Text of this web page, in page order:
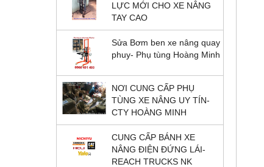
LỰC MỚI CHO XE NÂNG
TAY CAO
Sửa Bơm ben xe nâng quay
phuy- Phụ tùng Hoàng Minh
NƠI CUNG CẤP PHỤ
TÙNG XE NÂNG UY TÍN-
CTY HOÀNG MINH
CUNG CẤP BÁNH XE
NÂNG ĐIỆN ĐỨNG LÁI-
REACH TRUCKS NK